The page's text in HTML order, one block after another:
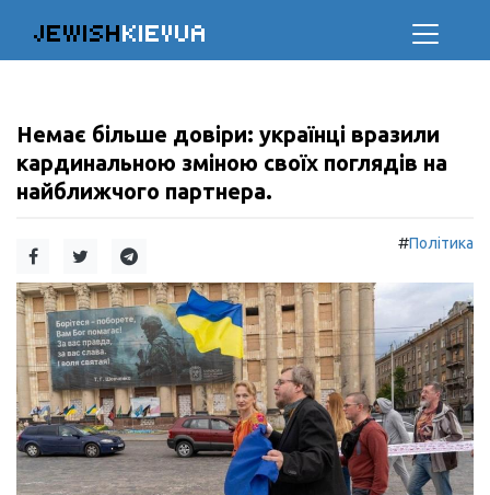
JEWISHKIEVUA
Немає більше довіри: українці вразили
кардинальною зміною своїх поглядів на
найближчого партнера.
#Політика